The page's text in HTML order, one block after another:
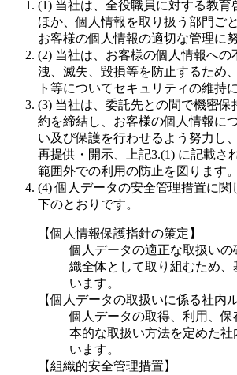
(1) 当社は、全役職員に対する教育
ほか、個人情報を取り扱う部門ご
お客様の個人情報の適切な管理に
(2) 当社は、お客様の個人情報への
洩、滅失、毀損等を防止するため
ト等についてセキュリティの維持
(3) 当社は、委託先との間で機密保
約を締結し、お客様の個人情報に
い及び保護を行わせるよう努力し
再提供・開示、上記3.(1) に記載さ
範囲外での利用の防止を図ります。
(4) 個人データの安全管理措置に関
下のとおりです。
【個人情報保護指針の策定】
個人データの適正な取扱いの
織全体として取り組むため、
います。
【個人データの取扱いに係る社内
個人データの取得、利用、
本的な取扱い方法を定めた社
います。
【組織的安全管理措置】